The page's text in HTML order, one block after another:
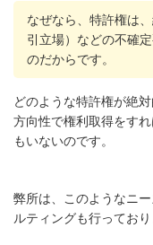
なぜなら、特許権は
引立場）などの不確
のだからです。
どのような特許権が絶
方向性で権利取得をすれ
もいないのです。
弊所は、このようなニー
ルティングも行っており